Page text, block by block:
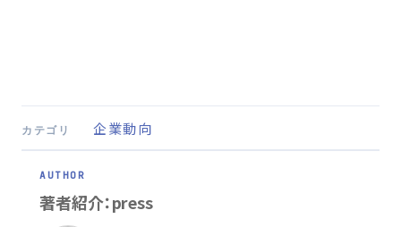
カテゴリ 企業動向
著者紹介：press